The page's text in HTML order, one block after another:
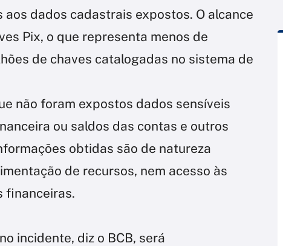
aos dados cadastrais expostos. O alcance
Pix, o que representa menos de
de chaves catalogadas no sistema de
não foram expostos dados sensíveis
ou saldos das contas e outros
obtidas são de natureza
de recursos, nem acesso às
financeiras.
incidente, diz o BCB, será